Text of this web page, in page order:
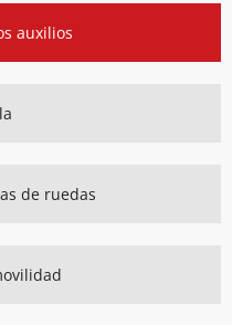
auxilios
de ruedas